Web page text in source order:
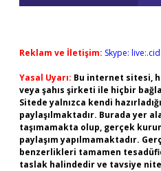
Reklam ve İletişim: Skype:
Yasal Uyarı: Bu internet sitesi,
veya şahıs şirketi ile hiçbir
Sitede yalnızca kendi
paylaşılmaktadır. Burada yer
taşımamakta olup, gerçek
paylaşım yapılmamaktadır.
benzerlikleri tamamen
taslak halindedir ve tavsiye